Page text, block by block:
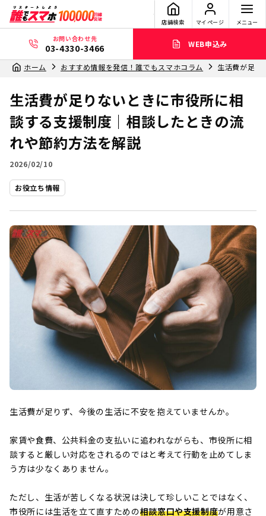
店舗検索 マイページ メニュー
お問い合わせ先
03-4330-3466 WEB申込み
ホーム おすすめ情報を発信！誰でもスマホコラム 生活費が足り
生活費が足りないときに市役所に相
談する支援制度｜相談したときの流
れや節約方法を解説
2026/02/10
お役立ち情報
生活費が足りず、今後の生活に不安を抱えていませんか。
家賃や食費、公共料金の支払いに追われながらも、市役所に相
談すると厳しい対応をされるのではと考えて行動を止めてしま
う方は少なくありません。
ただし、生活が苦しくなる状況は決して珍しいことではなく、
市役所には生活を立て直すための相談窓口や支援制度が用意さ